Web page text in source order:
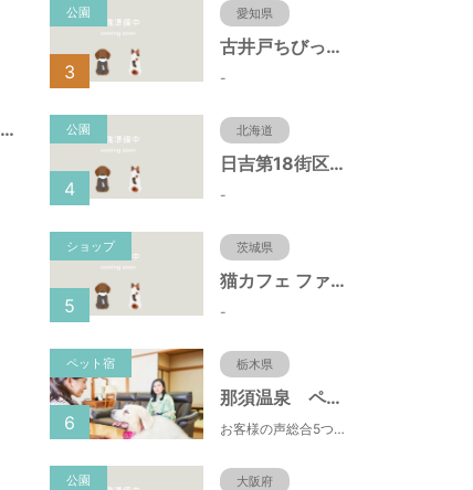
北野町広場（兵庫県神戸市）
公園 愛知県
古井戸ちびっ子広場（愛知県大府市）
-
3
公園 北海道
日吉第18街区公園（北海道函館市）
-
4
ショップ 茨城県
猫カフェ ファミリーズ
-
5
ペット宿 栃木県
那須温泉 ペット＆スパホテル 那須ワン
お客様の声総合5つ星■1日限定４組貸切風呂■室内ドッグランあり♪
6
公園 大阪府